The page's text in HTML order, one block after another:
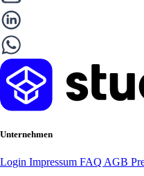
Unternehmen
Login Impressum FAQ AGB